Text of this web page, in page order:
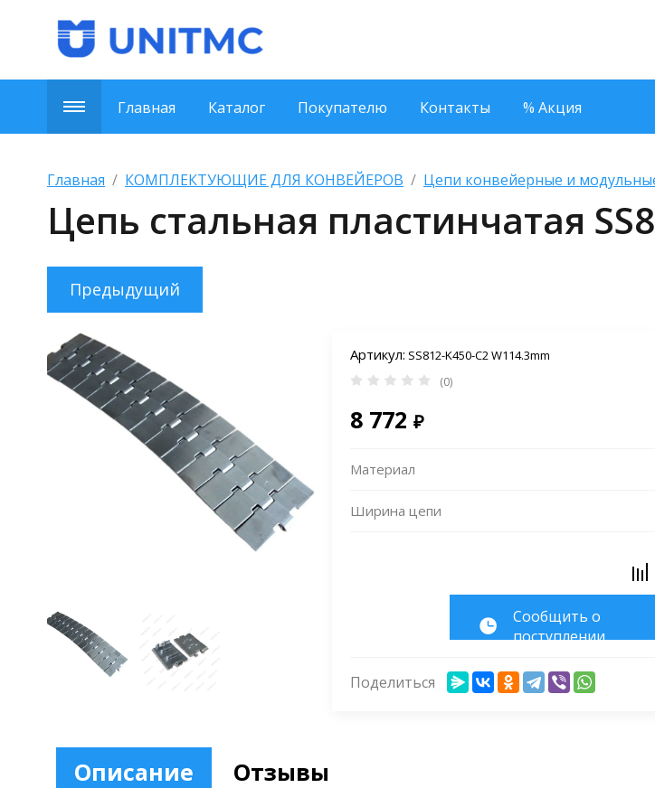
Главная Каталог Покупателю Контакты % Акция
Главная
  /
КОМПЛЕКТУЮЩИЕ ДЛЯ КОНВЕЙЕРОВ
  /
Цепи конвейерные и
Цепь стальная пластинчатая
Предыдущий
Артикул: SS812-K450-C2 W114.3mm
(0)
8 772 ₽
Материал
Ширина цепи
Cообщить о
поступлении
Поделиться
Описание Отзывы